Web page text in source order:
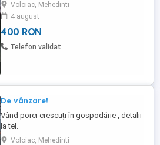
Voloiac, Mehedinti
4 august
400 RON
Telefon validat
De vânzare!
Vând porci crescuți în gospodărie , detalii
la tel.
Voloiac, Mehedinti